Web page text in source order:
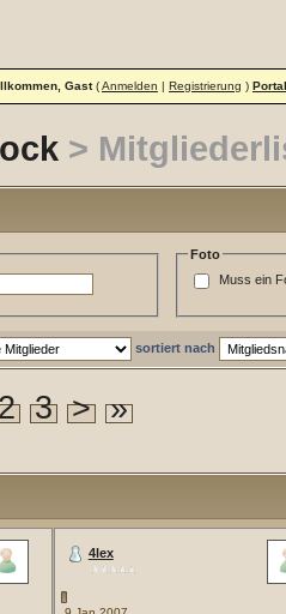
Gast(Anmelden | Registrierung ) Portal
>
Foto
Muss ein
sortiert nach
3 > »
4lex